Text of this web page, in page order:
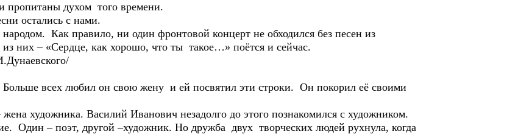
духом того времени.
остались с нами.
Как правило, ни один фронтовой концерт не обходился без песен из
них – «Сердце, как хорошо, что ты такое…» поётся и сейчас.
всех любил он свою жену и ей посвятил эти строки. Он покорил её своими
художника. Василий Иванович незадолго до этого познакомился с художником.
Один – поэт, другой –художник. Но дружба двух творческих людей рухнула, когда